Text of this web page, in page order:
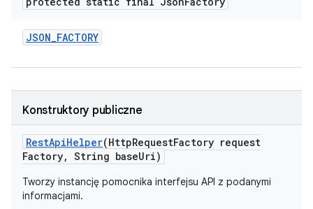
JSON_FACTORY
Konstruktory publiczne
RestApiHelper(HttpRequestFactory request
Factory, String baseUri)
Tworzy instancję pomocnika interfejsu API z podanymi
informacjami.